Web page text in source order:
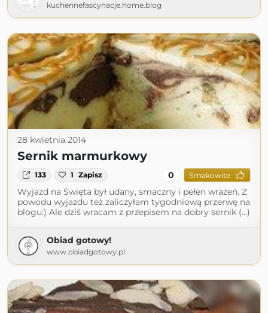
kuchennefascynacje.home.blog
28 kwietnia 2014
Sernik marmurkowy
133 1 Zapisz 0 Smakowite
Wyjazd na Święta był udany, smaczny i pełen wrażeń. Z
powodu wyjazdu też zaliczyłam tygodniową przerwę na
blogu:) Ale dziś wracam z przepisem na dobry sernik (...)
Obiad gotowy!
www.obiadgotowy.pl